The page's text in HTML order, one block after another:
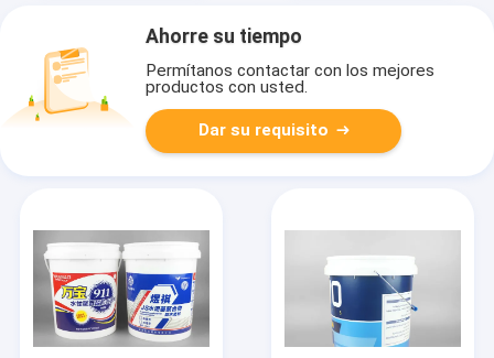
Ahorre su tiempo
Permítanos contactar con los mejores
productos con usted.
Dar su requisito